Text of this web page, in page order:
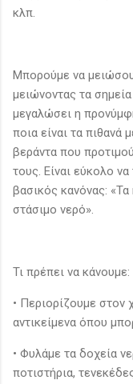
κλπ.
Μπορούμε να
μειώνοντας τα
μεγαλώσει η
ποια είναι τα πιθανά
βεράντα που
τους. Είναι εύκολο
βασικός κανόνας:
στάσιμο νερό».
Τι πρέπει να κάνουμε:
• Περιορίζουμε στον
αντικείμενα όπου
• Φυλάμε τα δοχεία
ποτιστήρια,